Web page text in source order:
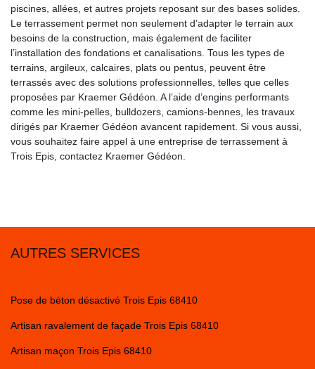
piscines, allées, et autres projets reposant sur des bases solides.
Le terrassement permet non seulement d’adapter le terrain aux
besoins de la construction, mais également de faciliter
l’installation des fondations et canalisations. Tous les types de
terrains, argileux, calcaires, plats ou pentus, peuvent être
terrassés avec des solutions professionnelles, telles que celles
proposées par Kraemer Gédéon. A l’aide d’engins performants
comme les mini-pelles, bulldozers, camions-bennes, les travaux
dirigés par Kraemer Gédéon avancent rapidement. Si vous aussi,
vous souhaitez faire appel à une entreprise de terrassement à
Trois Epis, contactez Kraemer Gédéon.
AUTRES SERVICES
Pose de béton désactivé Trois Epis 68410
Artisan ravalement de façade Trois Epis 68410
Artisan maçon Trois Epis 68410